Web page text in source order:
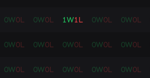
0W0L 0W0L 1W1L 0W0L 0W0L
0W0L 0W0L 0W0L 0W0L 0W0L
0W0L 0W0L 0W0L 0W0L 0W0L